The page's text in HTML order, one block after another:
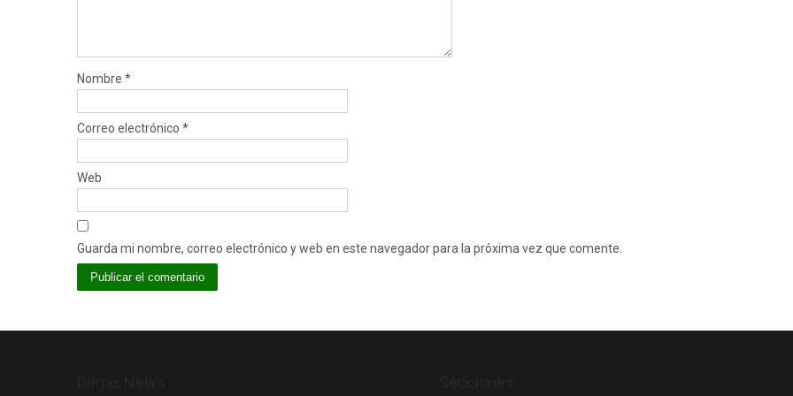
Nombre *
Correo electrónico *
Web
Guarda mi nombre, correo electrónico y web en este navegador para la próxima vez que comente.